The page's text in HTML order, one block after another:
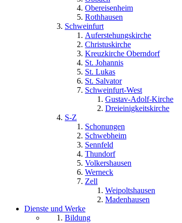
Obereisenheim
Rothhausen
Schweinfurt
Auferstehungskirche
Christuskirche
Kreuzkirche Oberndorf
St. Johannis
St. Lukas
St. Salvator
Schweinfurt-West
Gustav-Adolf-Kirche
Dreieinigkeitskirche
S-Z
Schonungen
Schwebheim
Sennfeld
Thundorf
Volkershausen
Werneck
Zell
Weipoltshausen
Madenhausen
Dienste und Werke
Bildung